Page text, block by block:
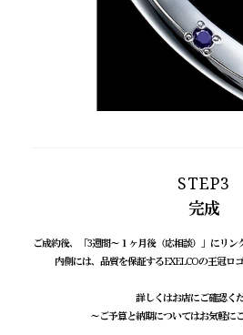
STEP3
完成
ご成約後、「3週間～１ヶ月後（応相談）」にリン
内側には、品質を保証するEXELCOの王冠ロ
詳しくはお店にご確認くだ
～ご予算と納期についてはお気軽に